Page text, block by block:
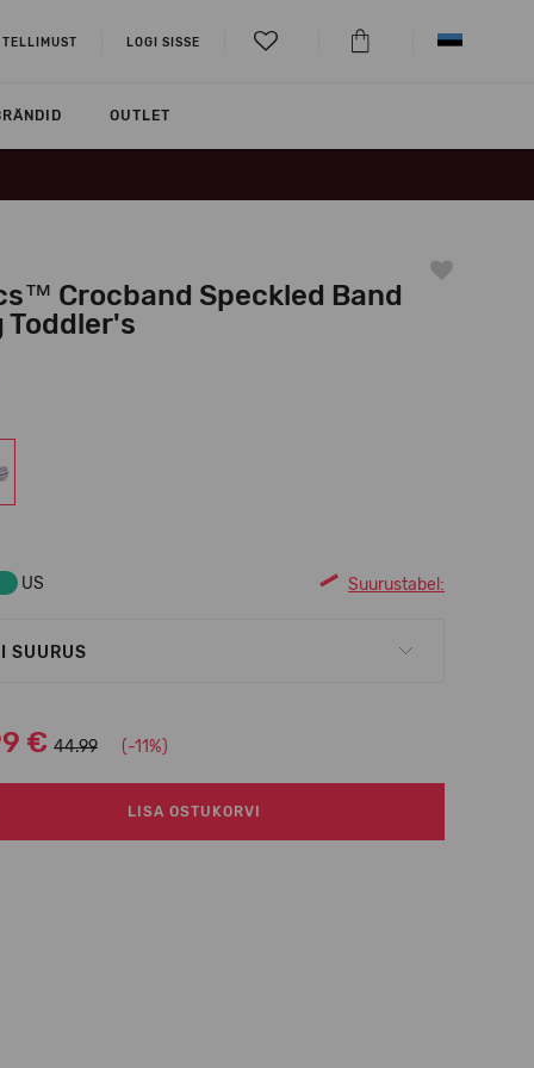
LOGI SISSE
OUTLET
Crocband Speckled Band
Toddler's
US Suurustabel:
SUURUS
€ 44.99 (-11%)
LISA OSTUKORVI